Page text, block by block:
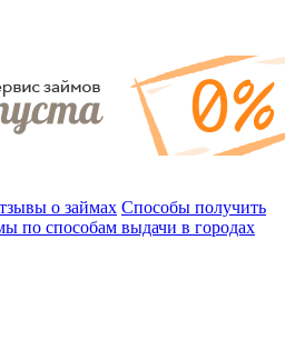
о займах Способы получить
по способам выдачи в городах